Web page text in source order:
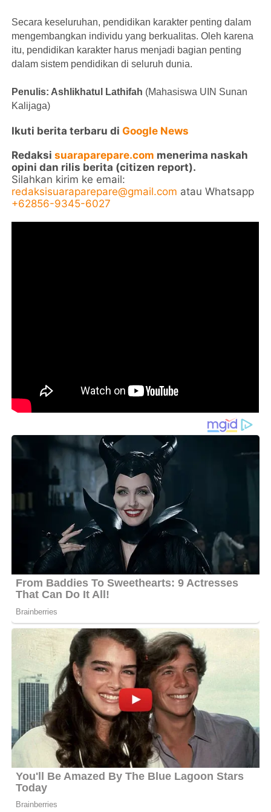
Secara keseluruhan, pendidikan karakter penting dalam
mengembangkan individu yang berkualitas. Oleh karena
itu, pendidikan karakter harus menjadi bagian penting
dalam sistem pendidikan di seluruh dunia.
Penulis: Ashlikhatul Lathifah (Mahasiswa UIN Sunan
Kalijaga)
Ikuti berita terbaru diGoogle News
Redaksisuaraparepare.com menerima naskah
opini dan rilis berita (citizen report).
Silahkan kirim ke email:
redaksisuaraparepare@gmail.com atau Whatsapp
+62856-9345-6027